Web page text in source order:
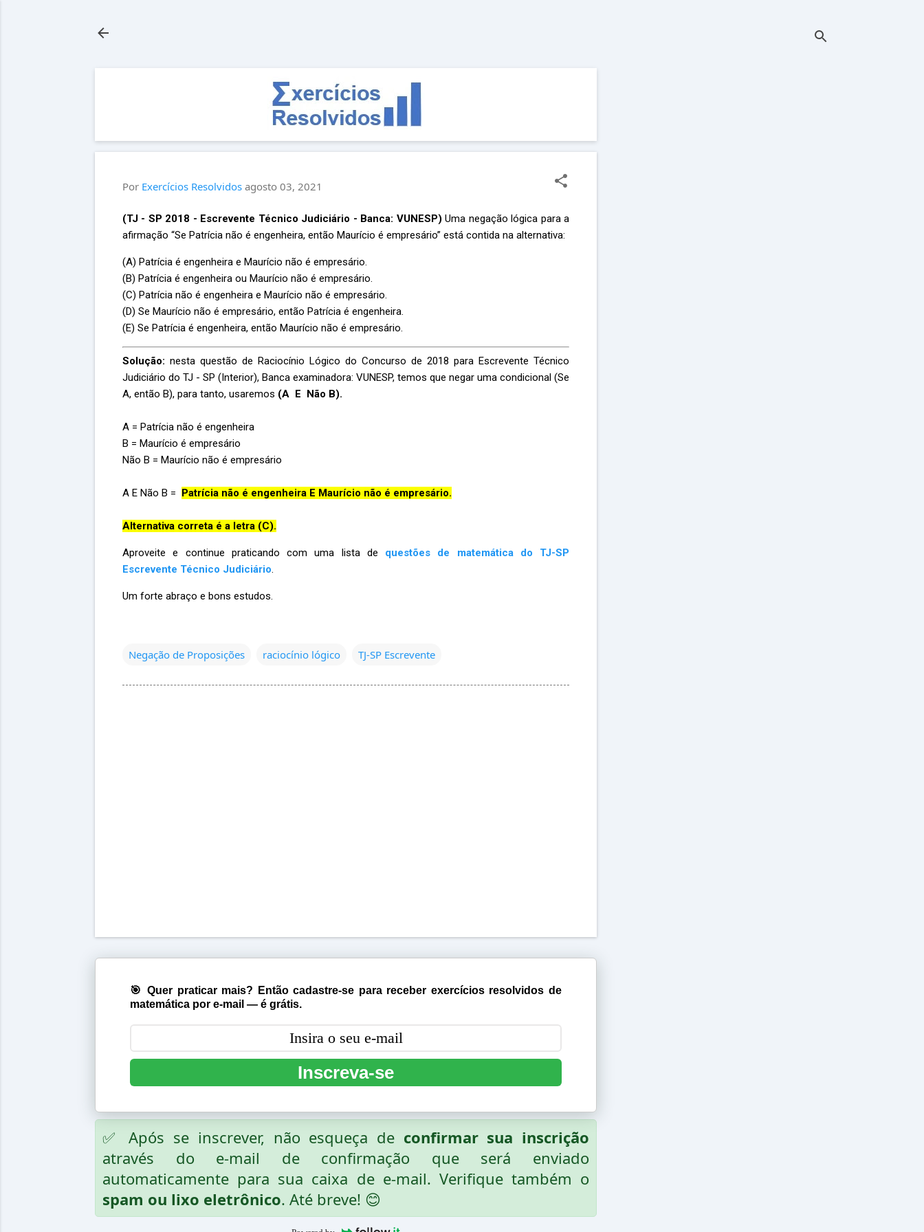
Por Exercícios Resolvidos agosto 03, 2021
(TJ - SP 2018 - Escrevente Técnico Judiciário - Banca: VUNESP) Uma negação lógica para a
afirmação “Se Patrícia não é engenheira, então Maurício é empresário” está contida na alternativa:
(A) Patrícia é engenheira e Maurício não é empresário.
(B) Patrícia é engenheira ou Maurício não é empresário.
(C) Patrícia não é engenheira e Maurício não é empresário.
(D) Se Maurício não é empresário, então Patrícia é engenheira.
(E) Se Patrícia é engenheira, então Maurício não é empresário.
Solução: nesta questão de Raciocínio Lógico do Concurso de 2018 para Escrevente Técnico
Judiciário do TJ - SP (Interior), Banca examinadora: VUNESP, temos que negar uma condicional (Se
A, então B), para tanto, usaremos (A E Não B).
A = Patrícia não é engenheira
B = Maurício é empresário
Não B = Maurício não é empresário
A E Não B = Patrícia não é engenheira E Maurício não é empresário.
Alternativa correta é a letra (C).
Aproveite e continue praticando com uma lista de questões de matemática do TJ-SP
Escrevente Técnico Judiciário.
Um forte abraço e bons estudos.
Negação de Proposições raciocínio lógico TJ-SP Escrevente
🎯 Quer praticar mais? Então cadastre-se para receber exercícios resolvidos de
matemática por e-mail — é grátis.
Inscreva-se
✅ Após se inscrever, não esqueça de confirmar sua inscrição
através do e-mail de confirmação que será enviado
automaticamente para sua caixa de e-mail. Verifique também o
spam ou lixo eletrônico. Até breve! 😊